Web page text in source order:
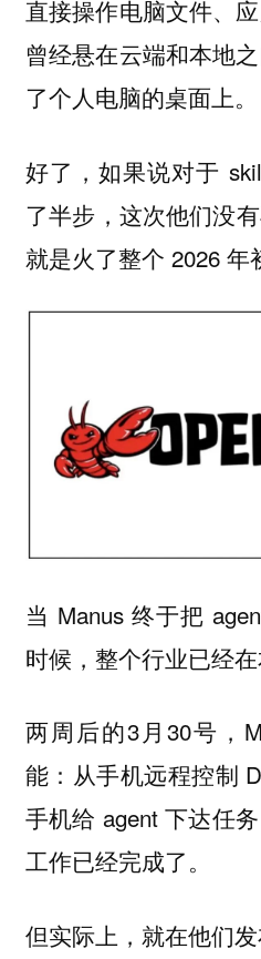
直接操作电脑文件、
曾经悬在云端和本地
了个人电脑的桌面上。
好了，如果说对于
了半步，这次他们没
就是火了整个 2026 年
当 Manus 终于把
时候，整个行业已经在
两周后的3月30号，
能：从手机远程控制
手机给 agent 下达任
工作已经完成了。
但实际上，就在他们